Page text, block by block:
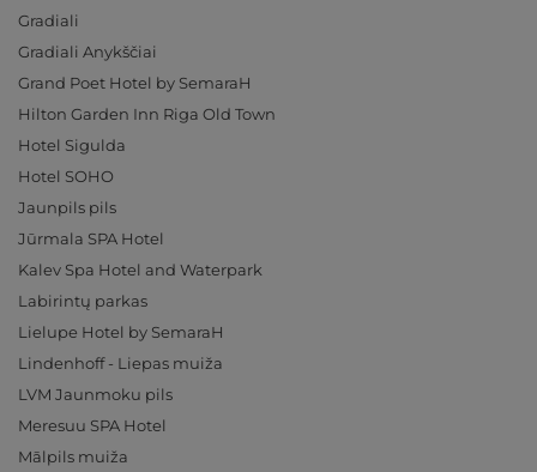
Gradiali
Gradiali Anykščiai
Grand Poet Hotel by SemaraH
Hilton Garden Inn Riga Old Town
Hotel Sigulda
Hotel SOHO
Jaunpils pils
Jūrmala SPA Hotel
Kalev Spa Hotel and Waterpark
Labirintų parkas
Lielupe Hotel by SemaraH
Lindenhoff - Liepas muiža
LVM Jaunmoku pils
Meresuu SPA Hotel
Mālpils muiža